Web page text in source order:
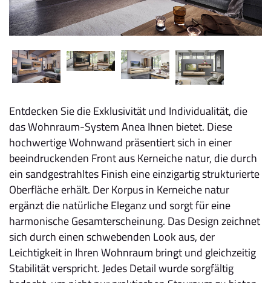
Entdecken Sie die Exklusivität und Individualität, die
das Wohnraum-System Anea Ihnen bietet. Diese
hochwertige Wohnwand präsentiert sich in einer
beeindruckenden Front aus Kerneiche natur, die durch
ein sandgestrahltes Finish eine einzigartig strukturierte
Oberfläche erhält. Der Korpus in Kerneiche natur
ergänzt die natürliche Eleganz und sorgt für eine
harmonische Gesamterscheinung. Das Design zeichnet
sich durch einen schwebenden Look aus, der
Leichtigkeit in Ihren Wohnraum bringt und gleichzeitig
Stabilität verspricht. Jedes Detail wurde sorgfältig